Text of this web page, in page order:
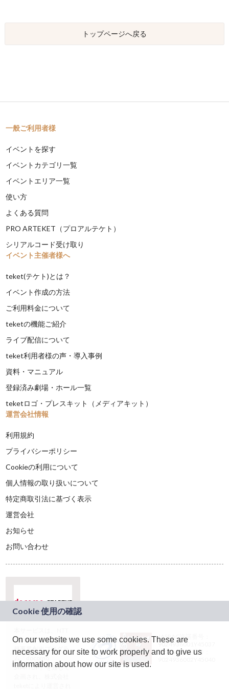
トップページへ戻る
一般ご利用者様
イベントを探す
イベントカテゴリ一覧
イベントエリア一覧
使い方
よくある質問
PRO ARTEKET（プロアルテケト）
シリアルコード受け取り
イベント主催者様へ
teket(テケト)とは？
イベント作成の方法
ご利用料金について
teketの機能ご紹介
ライブ配信について
teket利用者様の声・導入事例
資料・マニュアル
登録済み劇場・ホール一覧
teketロゴ・プレスキット（メディアキット）
運営会社情報
利用規約
プライバシーポリシー
Cookieの利用について
個人情報の取り扱いについて
特定商取引法に基づく表示
運営会社
お知らせ
お問い合わせ
ドコモグループの新
規事業創出プログラ
ム「docomo
STARTUP」を通じて
JASRAC許諾番号：
9024936001Y45037
JASRAC許諾番号：
On our website we use some cookies. These are
necessary for our site to work properly and to give us
information about how our site is used.